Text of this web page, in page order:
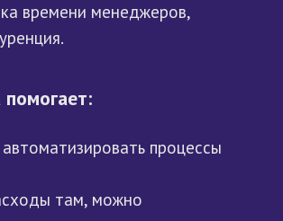
времени менеджеров,
процессы
там, можно